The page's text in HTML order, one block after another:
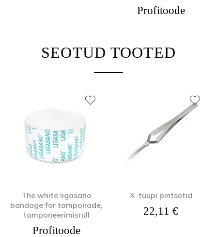
Profitoode
SEOTUD TOOTED
The white ligasano
bandage for tamponade,
tamponeerimisrull
Profitoode
X-tüüpi pintsetid
22,11 €